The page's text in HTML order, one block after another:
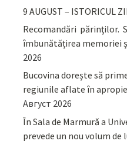
9 AUGUST – ISTORICUL
Recomandări părinţilor.
îmbunătățirea memoriei
2026
Bucovina dorește să
regiunile aflate în
Август 2026
În Sala de Marmură a
prevede un nou volum de